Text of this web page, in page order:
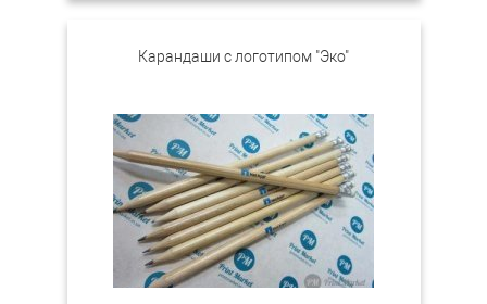
Карандаши с логотипом "Эко"